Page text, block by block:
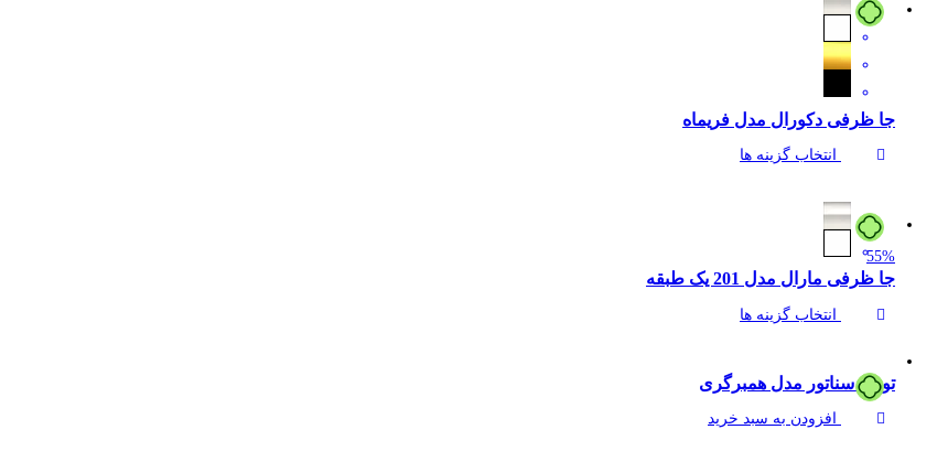
جا ظرفی دکورال مدل فریماه
انتخاب گزینه ها
55%
جا ظرفی مارال مدل 201 یک طبقه
انتخاب گزینه ها
توری سناتور مدل همبرگری
افزودن به سبد خرید